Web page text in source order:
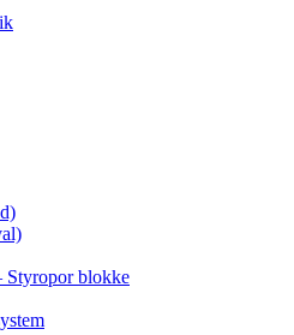
Styropor blokke